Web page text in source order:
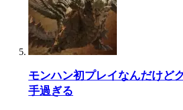
モンハン初プレイなんだけど
手過ぎる